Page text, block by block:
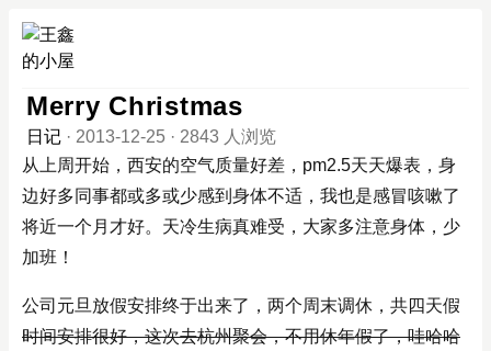
Merry Christmas
日记 · 2013-12-25 · 2843 人浏览
从上周开始，西安的空气质量好差，pm2.5天天爆表，身
边好多同事都或多或少感到身体不适，我也是感冒咳嗽了
将近一个月才好。天冷生病真难受，大家多注意身体，少
加班！
公司元旦放假安排终于出来了，两个周末调休，共四天假
时间安排很好，这次去杭州聚会，不用休年假了，哇哈哈